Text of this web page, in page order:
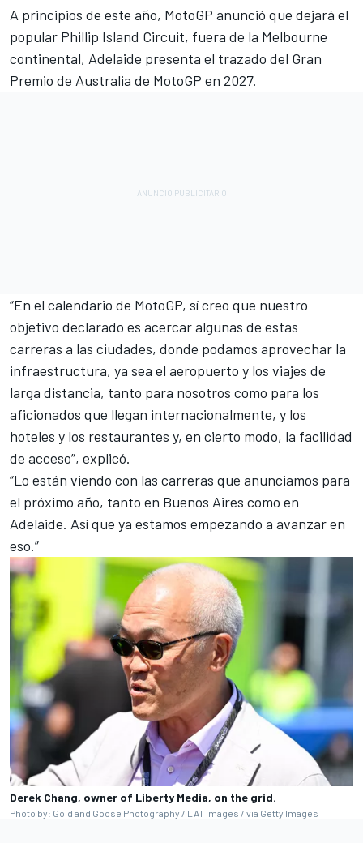
A principios de este año, MotoGP anunció que dejará el
popular Phillip Island Circuit, fuera de la Melbourne
continental, Adelaide presenta el trazado del Gran
Premio de Australia de MotoGP en 2027.
“En el calendario de MotoGP, sí creo que nuestro
objetivo declarado es acercar algunas de estas
carreras a las ciudades, donde podamos aprovechar la
infraestructura, ya sea el aeropuerto y los viajes de
larga distancia, tanto para nosotros como para los
aficionados que llegan internacionalmente, y los
hoteles y los restaurantes y, en cierto modo, la facilidad
de acceso”, explicó.
“Lo están viendo con las carreras que anunciamos para
el próximo año, tanto en Buenos Aires como en
Adelaide. Así que ya estamos empezando a avanzar en
eso.”
Derek Chang, owner of Liberty Media, on the grid.
Photo by: Gold and Goose Photography / LAT Images / via Getty Images